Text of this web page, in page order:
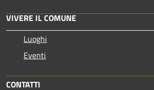
VIVERE IL COMUNE
Luoghi
Eventi
CONTATTI